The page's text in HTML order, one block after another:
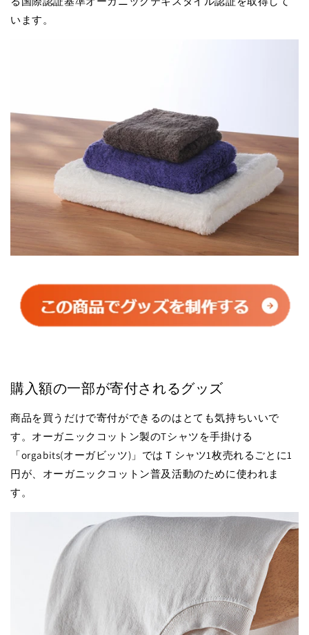
います。
購入額の一部が寄付されるグッズ
商品を買うだけで寄付ができるのはとても気持ちいいで
す。オーガニックコットン製のTシャツを手掛ける
「orgabits(オーガビッツ)」ではＴシャツ1枚売れるごとに1
円が、オーガニックコットン普及活動のために使われま
す。